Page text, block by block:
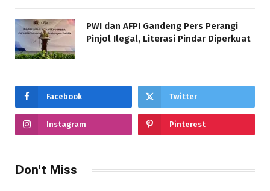
PWI dan AFPI Gandeng Pers Perangi
Pinjol Ilegal, Literasi Pindar Diperkuat
Facebook Twitter
Instagram Pinterest
Don't Miss